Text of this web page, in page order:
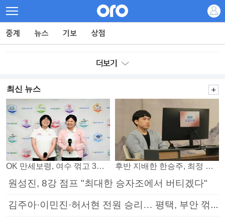
최신 뉴스
OK 만세보령, 여수 꺾고 3연패 탈출 후반 지배한 한승주, 최정 꺾고 8강 진출
원성진, 8강 점프 "최대한 승자조에서 버티겠다"
김주아·이민진·허서현 전원 승리… 평택, 부안 꺾고 5연승